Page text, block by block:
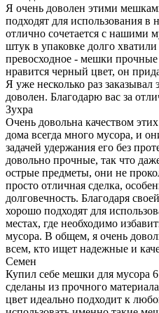
Я очень доволен этими
подходят для использования в
отлично сочетается с нашими
штук в упаковке долго
превосходное - мешки
нравится черный цвет, он
Я уже несколько раз заказывал
доволен. Благодарю вас за
Зухра
Очень довольна качеством
дома всегда много мусора, и
задачей удержания его без
довольно прочные, так что
острые предметы, они не
просто отличная сделка,
долговечность. Благодаря
хорошо подходят для
местах, где необходимо
мусора. В общем, я очень
всем, кто ищет надежные и
Семен
Купил себе мешки для мусора
сделаны из прочного
цвет идеально подходит к